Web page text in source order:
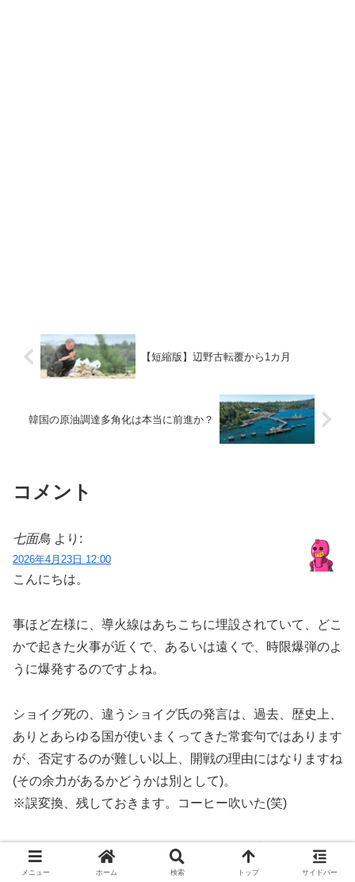
【短縮版】辺野古転覆から1カ月
韓国の原油調達多角化は本当に前進か？
コメント
七面鳥 より:
2026年4月23日 12:00
こんにちは。
事ほど左様に、導火線はあちこちに埋設されていて、どこ
かで起きた火事が近くで、あるいは遠くで、時限爆弾のよ
うに爆発するのですよね。
ショイグ死の、違うショイグ氏の発言は、過去、歴史上、
ありとあらゆる国が使いまくってきた常套句ではあります
が、否定するのが難しい以上、開戦の理由にはなりますね
(その余力があるかどうかは別として)。
※誤変換、残しておきます。コーヒー吹いた(笑)
ウクライナやイランからこっちに延びてる導火線、爆発す
る前に誰か切ってくれるといいのですが……「誰か」は期
メニュー ホーム 検索 トップ サイドバー